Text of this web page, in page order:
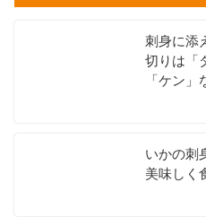
刺身に添
切りは「
「ケン」
いかの刺
美味しく